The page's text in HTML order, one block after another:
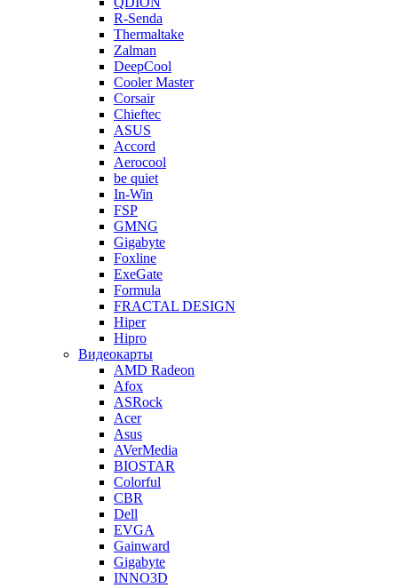
R-Senda
Thermaltake
Zalman
DeepCool
Cooler Master
Corsair
Chieftec
ASUS
Accord
Aerocool
be quiet
In-Win
FSP
GMNG
Gigabyte
Foxline
ExeGate
Formula
FRACTAL DESIGN
Hiper
Hipro
Видеокарты
AMD Radeon
Afox
ASRock
Acer
Asus
AVerMedia
BIOSTAR
Colorful
CBR
Dell
EVGA
Gainward
Gigabyte
INNO3D